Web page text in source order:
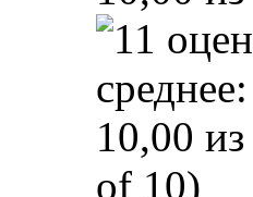
of 10)